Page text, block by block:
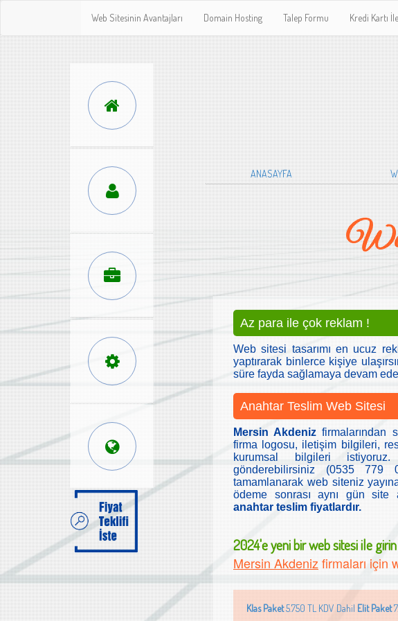
Web Sitesinin Avantajları Domain Hosting Talep Formu Kredi Kartı
ANASAYFA
Az para ile çok reklam !
Web sitesi tasarımı en ucuz
yaptırarak binlerce kişiye
süre fayda sağlamaya devam
Anahtar Teslim Web Sitesi
Mersin Akdenizfirmalarından
firma logosu, iletişim bilgileri,
kurumsal bilgileri
gönderebilirsiniz (0535
tamamlanarak web siteniz
ödeme sonrası aynı gün
anahtar teslim fiyatlardır.
2024'e yeni bir web sitesi ile
Mersin Akdenizfirmaları için
Klas Paket5.750 TL KDV Dahil Elit Paket